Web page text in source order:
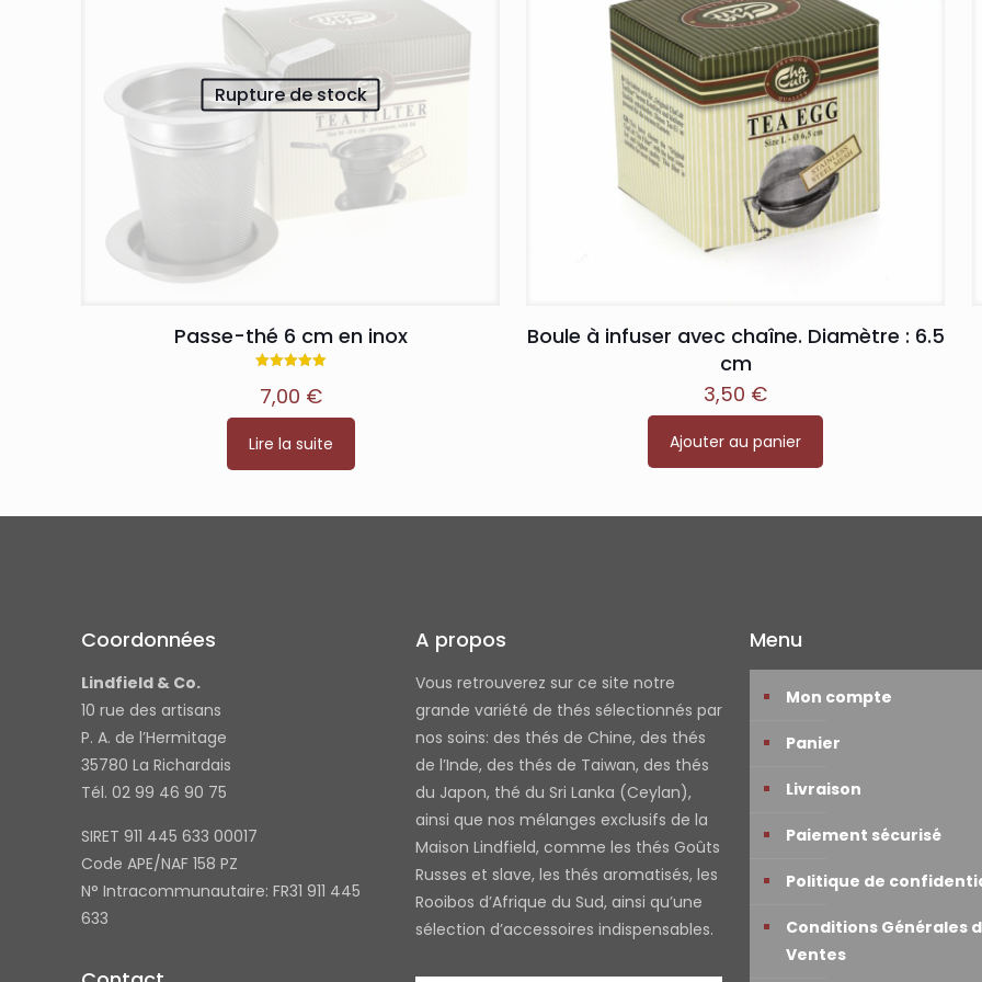
produit
Rupture de stock
Passe-thé 6 cm en inox
5.00
sur 5
7,00 €
Lire la suite
Boule à infuser avec chaîne. Diamètre : 6.5
cm
3,50 €
Ajouter au panier
Coordonnées
Lindfield & Co.
10 rue des artisans
P. A. de l’Hermitage
35780 La Richardais
Tél. 02 99 46 90 75
SIRET 911 445 633 00017
Code APE/NAF 158 PZ
N° Intracommunautaire: FR31 911 445
633
A propos
Vous retrouverez sur ce site notre
grande variété de thés sélectionnés par
nos soins: des thés de Chine, des thés
de l’Inde, des thés de Taiwan, des thés
du Japon, thé du Sri Lanka (Ceylan),
ainsi que nos mélanges exclusifs de la
Maison Lindfield, comme les thés Goûts
Russes et slave, les thés aromatisés, les
Rooibos d’Afrique du Sud, ainsi qu’une
sélection d’accessoires indispensables.
Menu
Mon compte
Panier
Livraison
Paiement sécurisé
Politique de
Conditions Générales
Ventes